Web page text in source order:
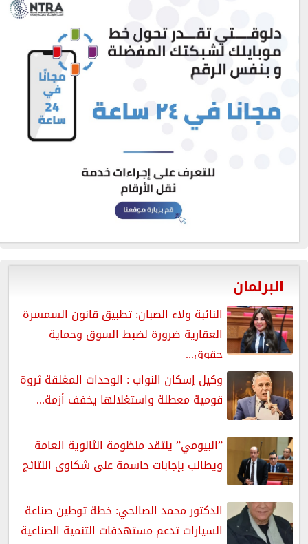
البرلمان
النائبة ولاء الصبان: تطبيق قانون السمسرة
العقارية ضرورة لضبط السوق وحماية
حقوق...
وكيل إسكان النواب : الوحدات المغلقة ثروة
قومية معطلة واستغلالها يخفف أزمة...
”البيومي” ينتقد منظومة الثانوية العامة
ويطالب بإجابات حاسمة على شكاوى النتائج
الدكتور محمد الصالحي: خطة توطين صناعة
السيارات تدعم مستهدفات التنمية الصناعية